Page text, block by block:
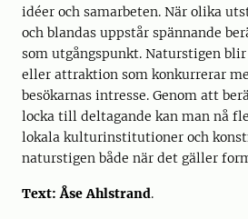
idéer och samarbeten. När olika
och blandas uppstår spännande
som utgångspunkt. Naturstigen
eller attraktion som konkurrerar
besökarnas intresse. Genom att
locka till deltagande kan man nå
lokala kulturinstitutioner och
naturstigen både när det gäller
Text: Åse Ahlstrand.